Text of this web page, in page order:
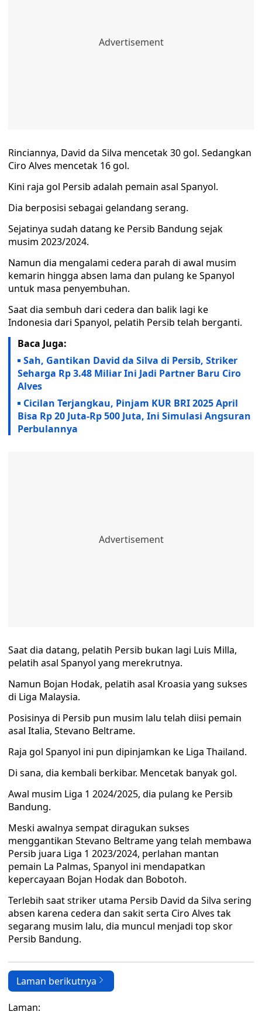
Rinciannya, David da Silva mencetak 30 gol. Sedangkan
Ciro Alves mencetak 16 gol.
Kini raja gol Persib adalah pemain asal Spanyol.
Dia berposisi sebagai gelandang serang.
Sejatinya sudah datang ke Persib Bandung sejak
musim 2023/2024.
Namun dia mengalami cedera parah di awal musim
kemarin hingga absen lama dan pulang ke Spanyol
untuk masa penyembuhan.
Saat dia sembuh dari cedera dan balik lagi ke
Indonesia dari Spanyol, pelatih Persib telah berganti.
Baca Juga:
Sah, Gantikan David da Silva di Persib, Striker
Seharga Rp 3.48 Miliar Ini Jadi Partner Baru Ciro
Alves
Cicilan Terjangkau, Pinjam KUR BRI 2025 April
Bisa Rp 20 Juta-Rp 500 Juta, Ini Simulasi Angsuran
Perbulannya
Saat dia datang, pelatih Persib bukan lagi Luis Milla,
pelatih asal Spanyol yang merekrutnya.
Namun Bojan Hodak, pelatih asal Kroasia yang sukses
di Liga Malaysia.
Posisinya di Persib pun musim lalu telah diisi pemain
asal Italia, Stevano Beltrame.
Raja gol Spanyol ini pun dipinjamkan ke Liga Thailand.
Di sana, dia kembali berkibar. Mencetak banyak gol.
Awal musim Liga 1 2024/2025, dia pulang ke Persib
Bandung.
Meski awalnya sempat diragukan sukses
menggantikan Stevano Beltrame yang telah membawa
Persib juara Liga 1 2023/2024, perlahan mantan
pemain La Palmas, Spanyol ini mendapatkan
kepercayaan Bojan Hodak dan Bobotoh.
Terlebih saat striker utama Persib David da Silva sering
absen karena cedera dan sakit serta Ciro Alves tak
segarang musim lalu, dia muncul menjadi top skor
Persib Bandung.
Laman berikutnya
Laman: